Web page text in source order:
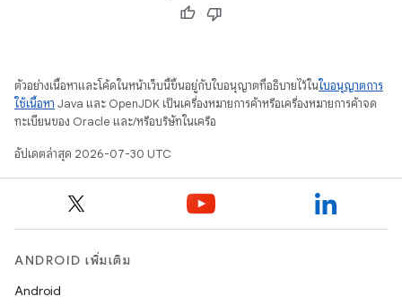
ตัวอย่างเนื้อหาและโค้ดในหน้าเว็บนี้ขึ้นอยู่กับใบอนุญาตที่อธิบายไว้ในใบอนุญาตการ
ใช้เนื้อหา Java และ OpenJDK เป็นเครื่องหมายการค้าหรือเครื่องหมายการค้าจด
ทะเบียนของ Oracle และ/หรือบริษัทในเครือ
อัปเดตล่าสุด 2026-07-30 UTC
ANDROID เพิ่มเติม
Android